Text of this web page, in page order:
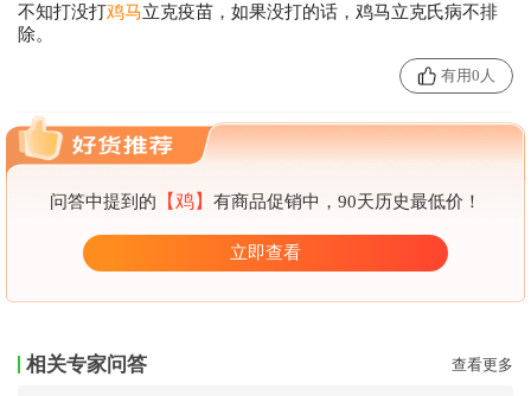
不知打没打鸡马立克疫苗，如果没打的话，鸡马立克氏病不排
除。
有用0人
问答中提到的 【鸡】 有商品促销中，90天历史最低价！
立即查看
相关专家问答 查看更多